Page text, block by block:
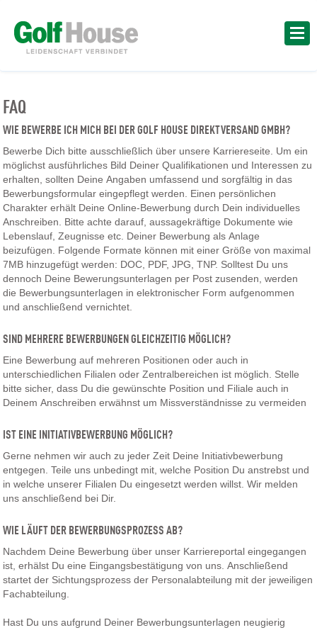
FAQ
WIE BEWERBE ICH MICH BEI DER GOLF HOUSE DIREKTVERSAND GMBH?
Bewerbe Dich bitte ausschließlich über unsere Karriereseite. Um ein
möglichst ausführliches Bild Deiner Qualifikationen und Interessen zu
erhalten, sollten Deine Angaben umfassend und sorgfältig in das
Bewerbungsformular eingepflegt werden. Einen persönlichen
Charakter erhält Deine Online-Bewerbung durch Dein individuelles
Anschreiben. Bitte achte darauf, aussagekräftige Dokumente wie
Lebenslauf, Zeugnisse etc. Deiner Bewerbung als Anlage
beizufügen. Folgende Formate können mit einer Größe von maximal
7MB hinzugefügt werden: DOC, PDF, JPG, TNP. Solltest Du uns
dennoch Deine Bewerungsunterlagen per Post zusenden, werden
die Bewerbungsunterlagen in elektronischer Form aufgenommen
und anschließend vernichtet.
SIND MEHRERE BEWERBUNGEN GLEICHZEITIG MÖGLICH?
Eine Bewerbung auf mehreren Positionen oder auch in
unterschiedlichen Filialen oder Zentralbereichen ist möglich. Stelle
bitte sicher, dass Du die gewünschte Position und Filiale auch in
Deinem Anschreiben erwähnst um Missverständnisse zu vermeiden
IST EINE INITIATIVBEWERBUNG MÖGLICH?
Gerne nehmen wir auch zu jeder Zeit Deine Initiativbewerbung
entgegen. Teile uns unbedingt mit, welche Position Du anstrebst und
in welche unserer Filialen Du eingesetzt werden willst. Wir melden
uns anschließend bei Dir.
WIE LÄUFT DER BEWERBUNGSPROZESS AB?
Nachdem Deine Bewerbung über unser Karriereportal eingegangen
ist, erhälst Du eine Eingangsbestätigung von uns. Anschließend
startet der Sichtungsprozess der Personalabteilung mit der jeweiligen
Fachabteilung.
Hast Du uns aufgrund Deiner Bewerbungsunterlagen neugierig